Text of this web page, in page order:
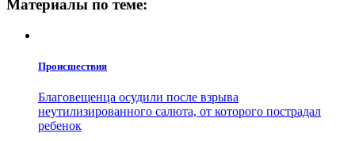
Материалы по теме:
Проиcшествия
Благовещенца осудили после взрыва
неутилизированного салюта, от которого пострадал
ребенок